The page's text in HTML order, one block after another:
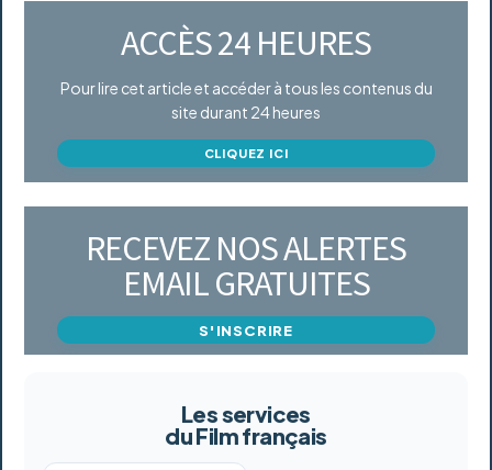
ACCÈS 24 HEURES
Pour lire cet article et accéder à tous les contenus du
site durant 24 heures
CLIQUEZ ICI
RECEVEZ NOS ALERTES
EMAIL GRATUITES
S'INSCRIRE
Les services
du Film français